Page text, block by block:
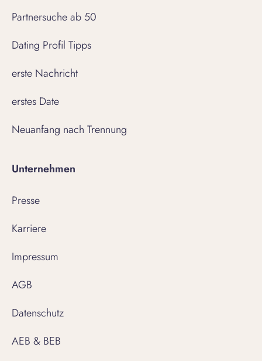
Partnersuche ab 50
Dating Profil Tipps
erste Nachricht
erstes Date
Neuanfang nach Trennung
Unternehmen
Presse
Karriere
Impressum
AGB
Datenschutz
AEB & BEB